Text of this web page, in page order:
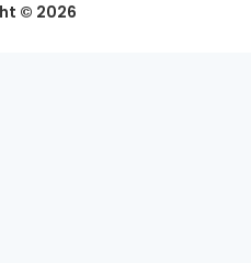
© 2026